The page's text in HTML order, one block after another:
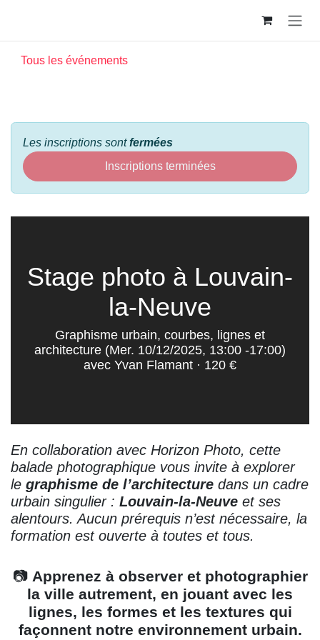
Tous les événements
Les inscriptions sontfermées
Inscriptions terminées
Stage photo à Louvain-
la-Neuve
Graphisme urbain, courbes, lignes et architecture
(Mer. 10/12/2025, 13:00 -17:00) avec Yvan
Flamant · 120 €
En collaboration avec Horizon Photo, cette
balade photographique vous invite à explorer le
graphisme de l’architecturedans un cadre
urbain singulier : Louvain-la-Neuveet ses
alentours. Aucun prérequis n’est nécessaire, la
formation est ouverte à toutes et tous.
📷 Apprenez à observer et photographier
la ville autrement, en jouant avec les
lignes, les formes et les textures qui
façonnent notre environnement urbain.